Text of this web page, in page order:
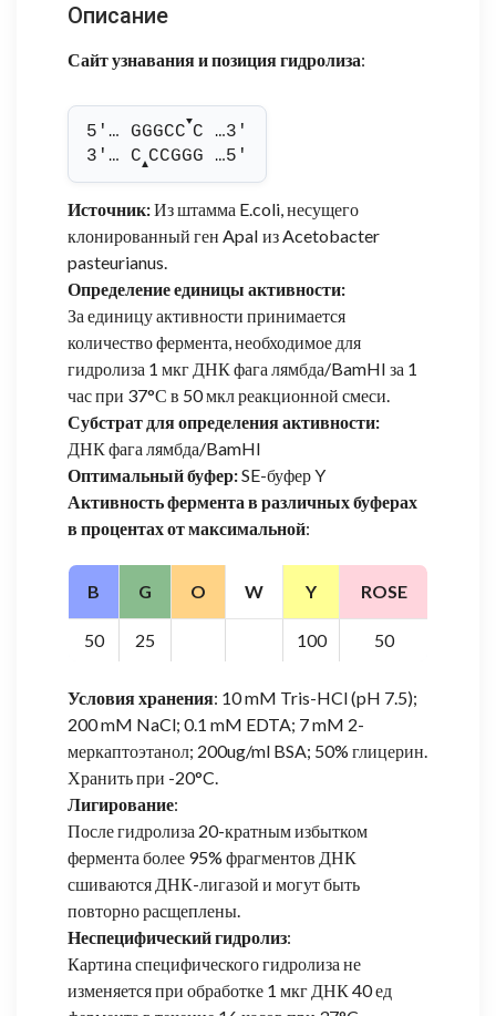
Описание
Сайт узнавания и позиция гидролиза:
5'… GGGCC
▼
C …3'
3'… C▲CCGGG …5'
Источник:Из штамма E.coli, несущего
клонированный ген ApaI из Acetobacter
pasteurianus.
Определение единицы активности:
За единицу активности принимается
количество фермента, необходимое для
гидролиза 1 мкг ДНК фага лямбда/BamHI за 1
час при 37°С в 50 мкл реакционной смеси.
Субстрат для определения активности:
ДНК фага лямбда/BamHI
Оптимальный буфер:SE-буфер Y
Активность фермента в различных буферах
в процентах от максимальной:
B G O W Y ROSE
50 25 100 50
Условия хранения: 10 mM Tris-HCl (pH 7.5);
200 mM NaCl; 0.1 mM EDTA; 7 mM 2-
меркаптоэтанол; 200ug/ml BSA; 50% глицерин.
Хранить при -20°C.
Лигирование:
После гидролиза 20-кратным избытком
фермента более 95% фрагментов ДНК
сшиваются ДНК-лигазой и могут быть
повторно расщеплены.
Неспецифический гидролиз:
Картина специфического гидролиза не
изменяется при обработке 1 мкг ДНК 40 ед